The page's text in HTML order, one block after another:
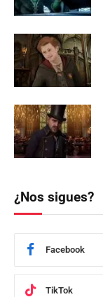
¿Nos sigues?
Facebook
TikTok